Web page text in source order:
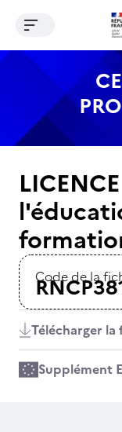
ContenuOuvrir le
Code de la
Télécharger la
Supplément